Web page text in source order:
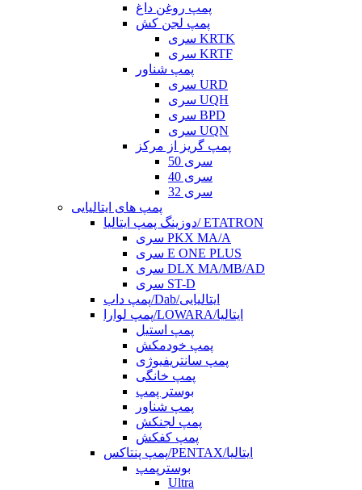
پمپ روغن داغ
پمپ لجن کش
سری KRTK
سری KRTF
پمپ شناور
سری URD
سری UQH
سری BPD
سری UQN
پمپ گریز از مرکز
سری 50
سری 40
سری 32
پمپ های ایتالیایی
دوزینگ پمپ ایتالیا/ ETATRON
سری PKX MA/A
سری E ONE PLUS
سری DLX MA/MB/AD
سری ST-D
پمپ داب/Dab/ایتالیایی
پمپ لوارا/LOWARA/ایتالیا
پمپ استیل
پمپ خودمکش
پمپ سانتریفیوژی
پمپ خانگی
بوستر پمپ
پمپ شناور
پمپ لجنکش
پمپ کفکش
پمپ پنتاکس/PENTAX/ایتالیا
بوسترپمپ
Ultra